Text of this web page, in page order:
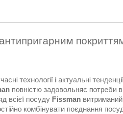
технології і актуальні
повністю задовольняє потреби
всієї посуду Fissman витриманий
комбінувати поєднання